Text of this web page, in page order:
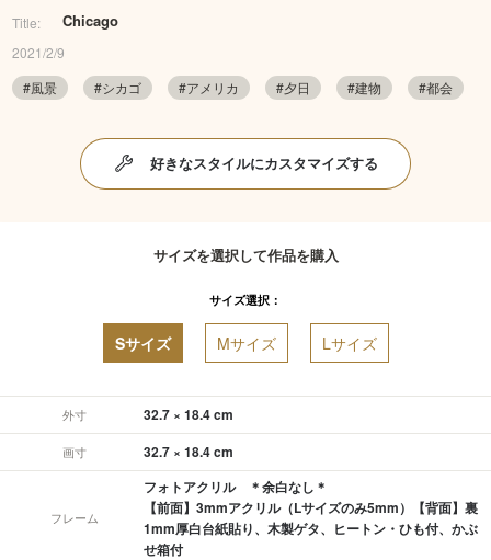
Title: Chicago
2021/2/9
#風景
#シカゴ #アメリカ #夕日 #建物 #都会
好きなスタイルにカスタマイズする
サイズを選択して作品を購入
サイズ選択：
Sサイズ Mサイズ Lサイズ
外寸 32.7 × 18.4 cm
画寸 32.7 × 18.4 cm
フレーム
フォトアクリル ＊余白なし＊
【前面】3mmアクリル（Lサイズのみ5mm）【背面】裏
1mm厚白台紙貼り、木製ゲタ、ヒートン・ひも付、かぶ
せ箱付